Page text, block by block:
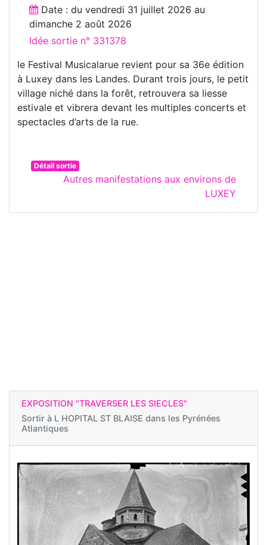
Date : du vendredi 31 juillet 2026 au
dimanche 2 août 2026
Idée sortie n° 331378
le Festival Musicalarue revient pour sa 36e édition
à Luxey dans les Landes. Durant trois jours, le petit
village niché dans la forêt, retrouvera sa liesse
estivale et vibrera devant les multiples concerts et
spectacles d’arts de la rue.
Détail sortie
Autres manifestations aux environs de
LUXEY
EXPOSITION "TRAVERSER LES SIECLES"
Sortir à L HOPITAL ST BLAISE dans les Pyrénées
Atlantiques